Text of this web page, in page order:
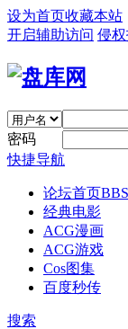
设为首页收藏本站
开启辅助访问 侵
密码
快捷导航
论坛首页BBS
经典电影
ACG漫画
ACG游戏
Cos图集
百度秒传
搜索